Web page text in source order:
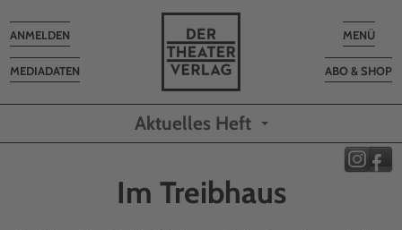
Toggle
MENÜ
ABO & SHOP
MEDIADATEN
Toggle
navigation
ANMELDEN
Aktuelles Heft
Im Treibhaus